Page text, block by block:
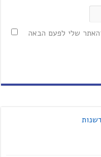
שלי לפעם הבאה